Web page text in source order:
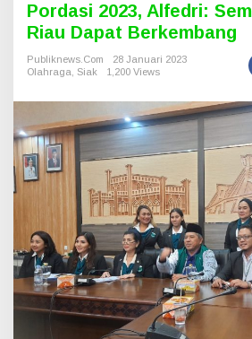
k
J
a
d
i
a
n
R
u
m
a
h
R
a
k
e
r
n
Pordasi 2023, Alfedri:
Riau Dapat Berkembang
Publiknews.com
28 Januari 2023
Olahraga Siak 1,200 Views